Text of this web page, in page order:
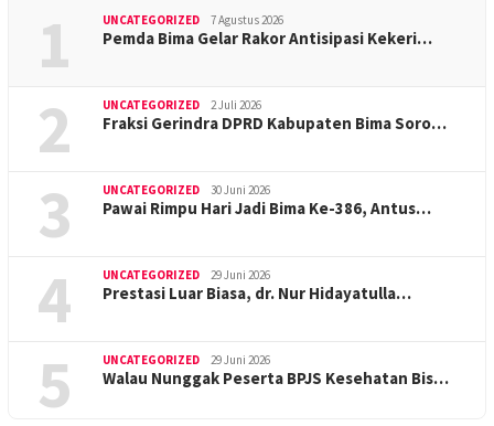
1 UNCATEGORIZED 7 Agustus 2026
Pemda Bima Gelar Rakor Antisipasi Kekeri…
2 UNCATEGORIZED 2 Juli 2026
Fraksi Gerindra DPRD Kabupaten Bima Soro…
3 UNCATEGORIZED 30 Juni 2026
Pawai Rimpu Hari Jadi Bima Ke-386, Antus…
4 UNCATEGORIZED 29 Juni 2026
Prestasi Luar Biasa, dr. Nur Hidayatulla…
5 UNCATEGORIZED 29 Juni 2026
Walau Nunggak Peserta BPJS Kesehatan Bis…